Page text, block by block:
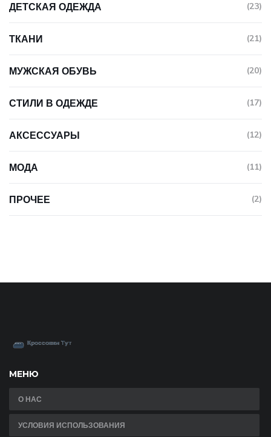
ДЕТСКАЯ ОДЕЖДА (23)
ТКАНИ (21)
МУЖСКАЯ ОБУВЬ (20)
СТИЛИ В ОДЕЖДЕ (17)
АКСЕССУАРЫ (12)
МОДА (11)
ПРОЧЕЕ (2)
МЕНЮ
О НАС
УСЛОВИЯ ИСПОЛЬЗОВАНИЯ